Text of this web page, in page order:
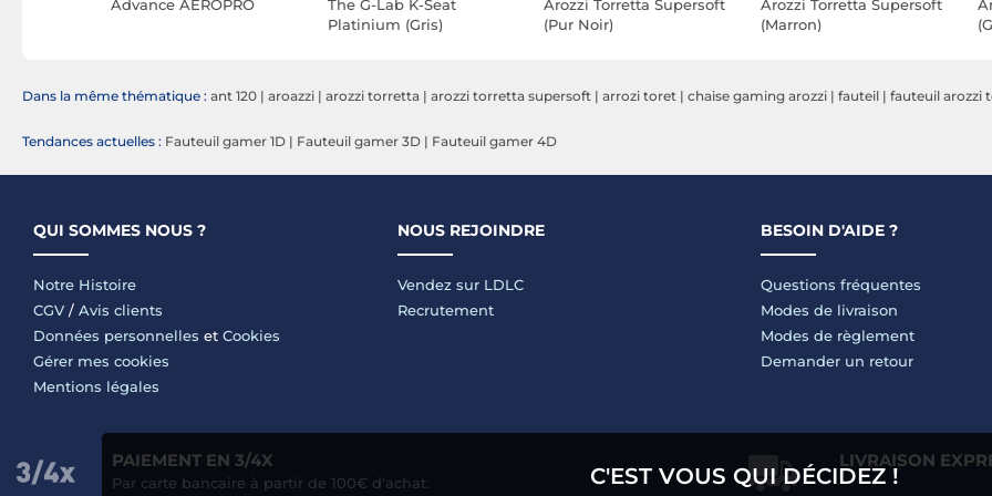
Advance AEROPRO
The G-Lab K-Seat
Platinium (Gris)
Arozzi Torretta Supersoft
(Pur Noir)
Arozzi Torretta Supersoft
(Marron)
Dans la même thématique : ant 120 | aroazzi | arozzi torretta | arozzi torretta supersoft | arrozi toret | chaise gaming arozzi | fauteil | fauteuil arozzi
Tendances actuelles : Fauteuil gamer 1D | Fauteuil gamer 3D | Fauteuil gamer 4D
QUI SOMMES NOUS ?
Notre Histoire
CGV / Avis clients
Données personnelles et Cookies
Gérer mes cookies
Mentions légales
NOUS REJOINDRE
Vendez sur LDLC
Recrutement
BESOIN D'AIDE ?
Questions fréquentes
Modes de livraison
Modes de règlement
Demander un retour
PAIEMENT EN 3/4X
Par carte bancaire à partir de 100€ d'achat.
LIVRAISON
C'EST VOUS QUI DÉCIDEZ !